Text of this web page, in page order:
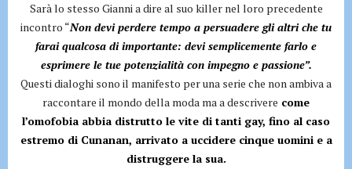
Sarà lo stesso Gianni a dire al suo killer nel loro precedente
incontro “Non devi perdere tempo a persuadere gli altri che tu
farai qualcosa di importante: devi semplicemente farlo e
esprimere le tue potenzialità con impegno e passione”.
Questi dialoghi sono il manifesto per una serie che non ambiva a
raccontare il mondo della moda ma a descrivere come
l’omofobia abbia distrutto le vite di tanti gay, fino al caso
estremo di Cunanan, arrivato a uccidere cinque uomini e a
distruggere la sua.